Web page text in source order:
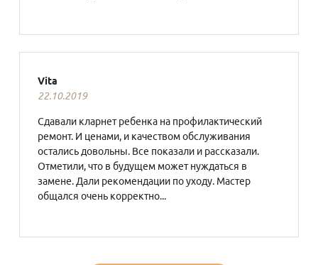
Vita
22.10.2019
Сдавали кларнет ребенка на профилактический
ремонт. И ценами, и качеством обслуживания
остались довольны. Все показали и рассказали.
Отметили, что в будущем может нуждаться в
замене. Дали рекомендации по уходу. Мастер
общался очень корректно...